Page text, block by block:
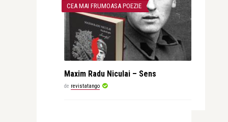
CEA MAI FRUMOASA POEZIE
Maxim Radu Niculai – Sens
de revistatango